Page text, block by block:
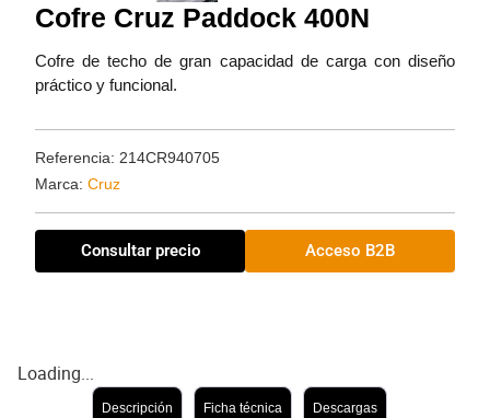
Cofre Cruz Paddock 400N
Cofre de techo de gran capacidad de carga con diseño
práctico y funcional.
Referencia: 214CR940705
Marca: Cruz
Consultar precio Acceso B2B
Loading...
Descripción Ficha técnica Descargas